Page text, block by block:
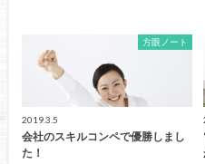
方眼ノート
2019.3.5
会社のスキルコンペで優勝しまし
た！